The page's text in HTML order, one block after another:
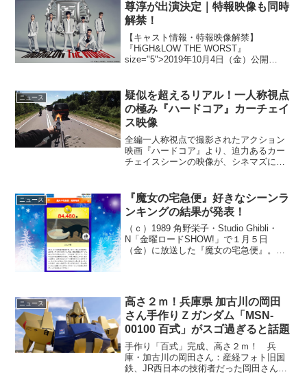
尊淳が出演決定｜特報映像も同時
解禁！
【キャスト情報・特報映像解禁】
『HiGH&LOW THE WORST』
size="5">2019年10月4日（金）公開
の実現で話題となっている、映画
「HiGH...
ニュース
疑似を超えるリアル！一人称視点
の極み『ハードコア』カーチェイ
ス映像
全編一人称視点で撮影されたアクション
映画『ハードコア』より、迫力あるカー
チェイスシーンの映像が、シネマズに到
ますと、そこは見覚えのない研究施設だ
った。妻のエステル(ヘイリ...
ニュース
『魔女の宅急便』好きなシーンラ
ンキングの結果が発表！
（ｃ）1989 角野栄子・Studio Ghibli・
N「金曜ロードSHOW!」で１月５日
（金）に放送した『魔女の宅急便』。放
ー...
ニュース
高さ２ｍ！兵庫県 加古川の岡田
さん手作りＺガンダム「MSN-
00100 百式」がスゴ過ぎると話題
手作り「百式」完成、高さ２ｍ！ 兵
庫・加古川の岡田さん：産経フォト旧国
鉄、JR西日本の技術者だった岡田さん